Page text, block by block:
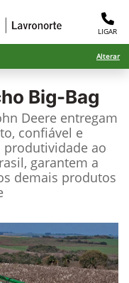
LIGAR
Alterar
Big-Bag
Deere entregam
confiável e
ao
garantem a
demais produtos